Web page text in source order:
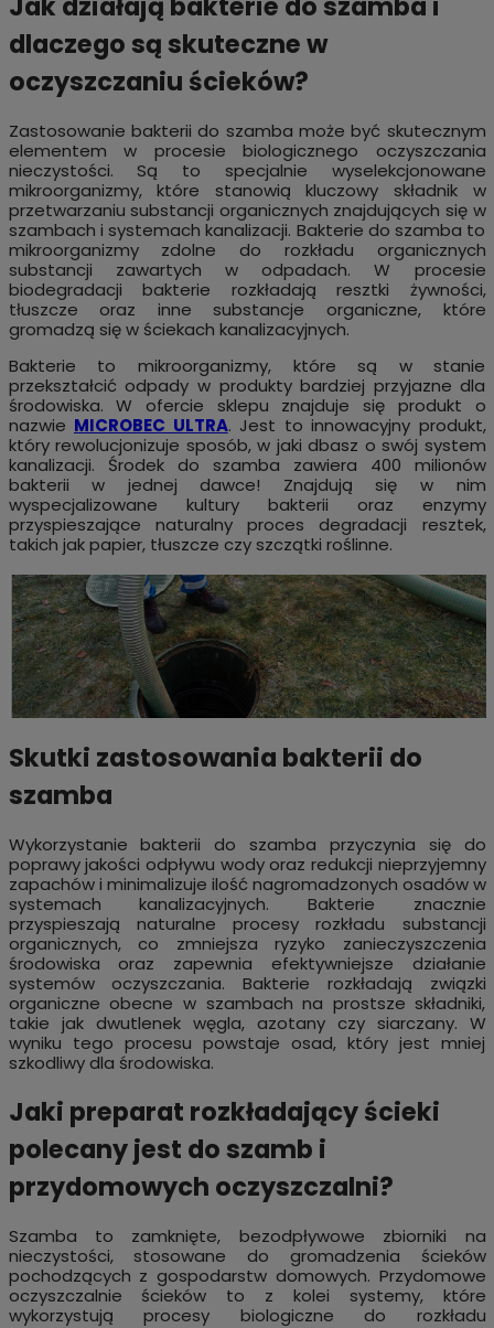
dlaczego są skuteczne w
oczyszczaniu ścieków?
Zastosowanie bakterii do szamba może być skutecznym
elementem w procesie biologicznego oczyszczania
nieczystości. Są to specjalnie wyselekcjonowane
mikroorganizmy, które stanowią kluczowy składnik w
przetwarzaniu substancji organicznych znajdujących się w
szambach i systemach kanalizacji. Bakterie do szamba to
mikroorganizmy zdolne do rozkładu organicznych
substancji zawartych w odpadach. W procesie
biodegradacji bakterie rozkładają resztki żywności,
tłuszcze oraz inne substancje organiczne, które
gromadzą się w ściekach kanalizacyjnych.
Bakterie to mikroorganizmy, które są w stanie
przekształcić odpady w produkty bardziej przyjazne dla
środowiska. W ofercie sklepu znajduje się produkt o
nazwie MICROBEC ULTRA. Jest to innowacyjny produkt,
który rewolucjonizuje sposób, w jaki dbasz o swój system
kanalizacji. Środek do szamba zawiera 400 milionów
bakterii w jednej dawce! Znajdują się w nim
wyspecjalizowane kultury bakterii oraz enzymy
przyspieszające naturalny proces degradacji resztek,
takich jak papier, tłuszcze czy szczątki roślinne.
Skutki zastosowania bakterii do
szamba
Wykorzystanie bakterii do szamba przyczynia się do
poprawy jakości odpływu wody oraz redukcji nieprzyjemny
zapachów i minimalizuje ilość nagromadzonych osadów w
systemach kanalizacyjnych. Bakterie znacznie
przyspieszają naturalne procesy rozkładu substancji
organicznych, co zmniejsza ryzyko zanieczyszczenia
środowiska oraz zapewnia efektywniejsze działanie
systemów oczyszczania. Bakterie rozkładają związki
organiczne obecne w szambach na prostsze składniki,
takie jak dwutlenek węgla, azotany czy siarczany. W
wyniku tego procesu powstaje osad, który jest mniej
szkodliwy dla środowiska.
Jaki preparat rozkładający ścieki
polecany jest do szamb i
przydomowych oczyszczalni?
Szamba to zamknięte, bezodpływowe zbiorniki na
nieczystości, stosowane do gromadzenia ścieków
pochodzących z gospodarstw domowych. Przydomowe
oczyszczalnie ścieków to z kolei systemy, które
wykorzystują procesy biologiczne do rozkładu